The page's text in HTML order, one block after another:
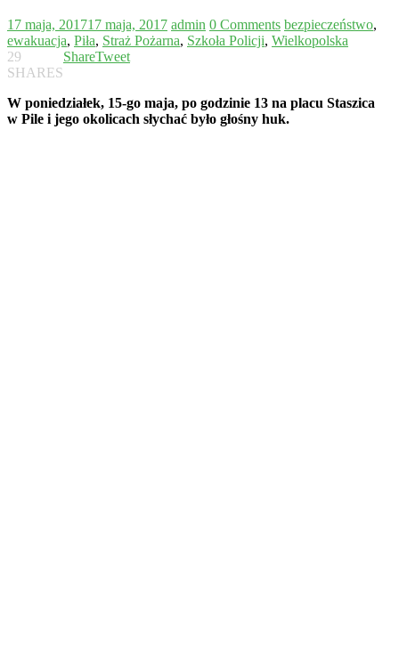
17 maja, 201717 maja, 2017 admin 0 Comments bezpieczeństwo,
ewakuacja, Piła, Straż Pożarna, Szkoła Policji, Wielkopolska
29
SHARES
ShareTweet
W poniedziałek, 15-go maja, po godzinie 13 na placu Staszica
w Pile i jego okolicach słychać było głośny huk.